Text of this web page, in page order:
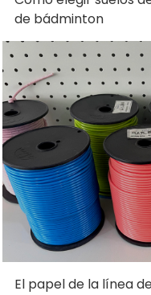
de bádminton
El papel de la línea